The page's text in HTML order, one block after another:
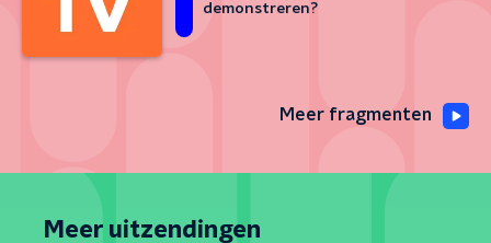
demonstreren?
Meer fragmenten
Meer uitzendingen